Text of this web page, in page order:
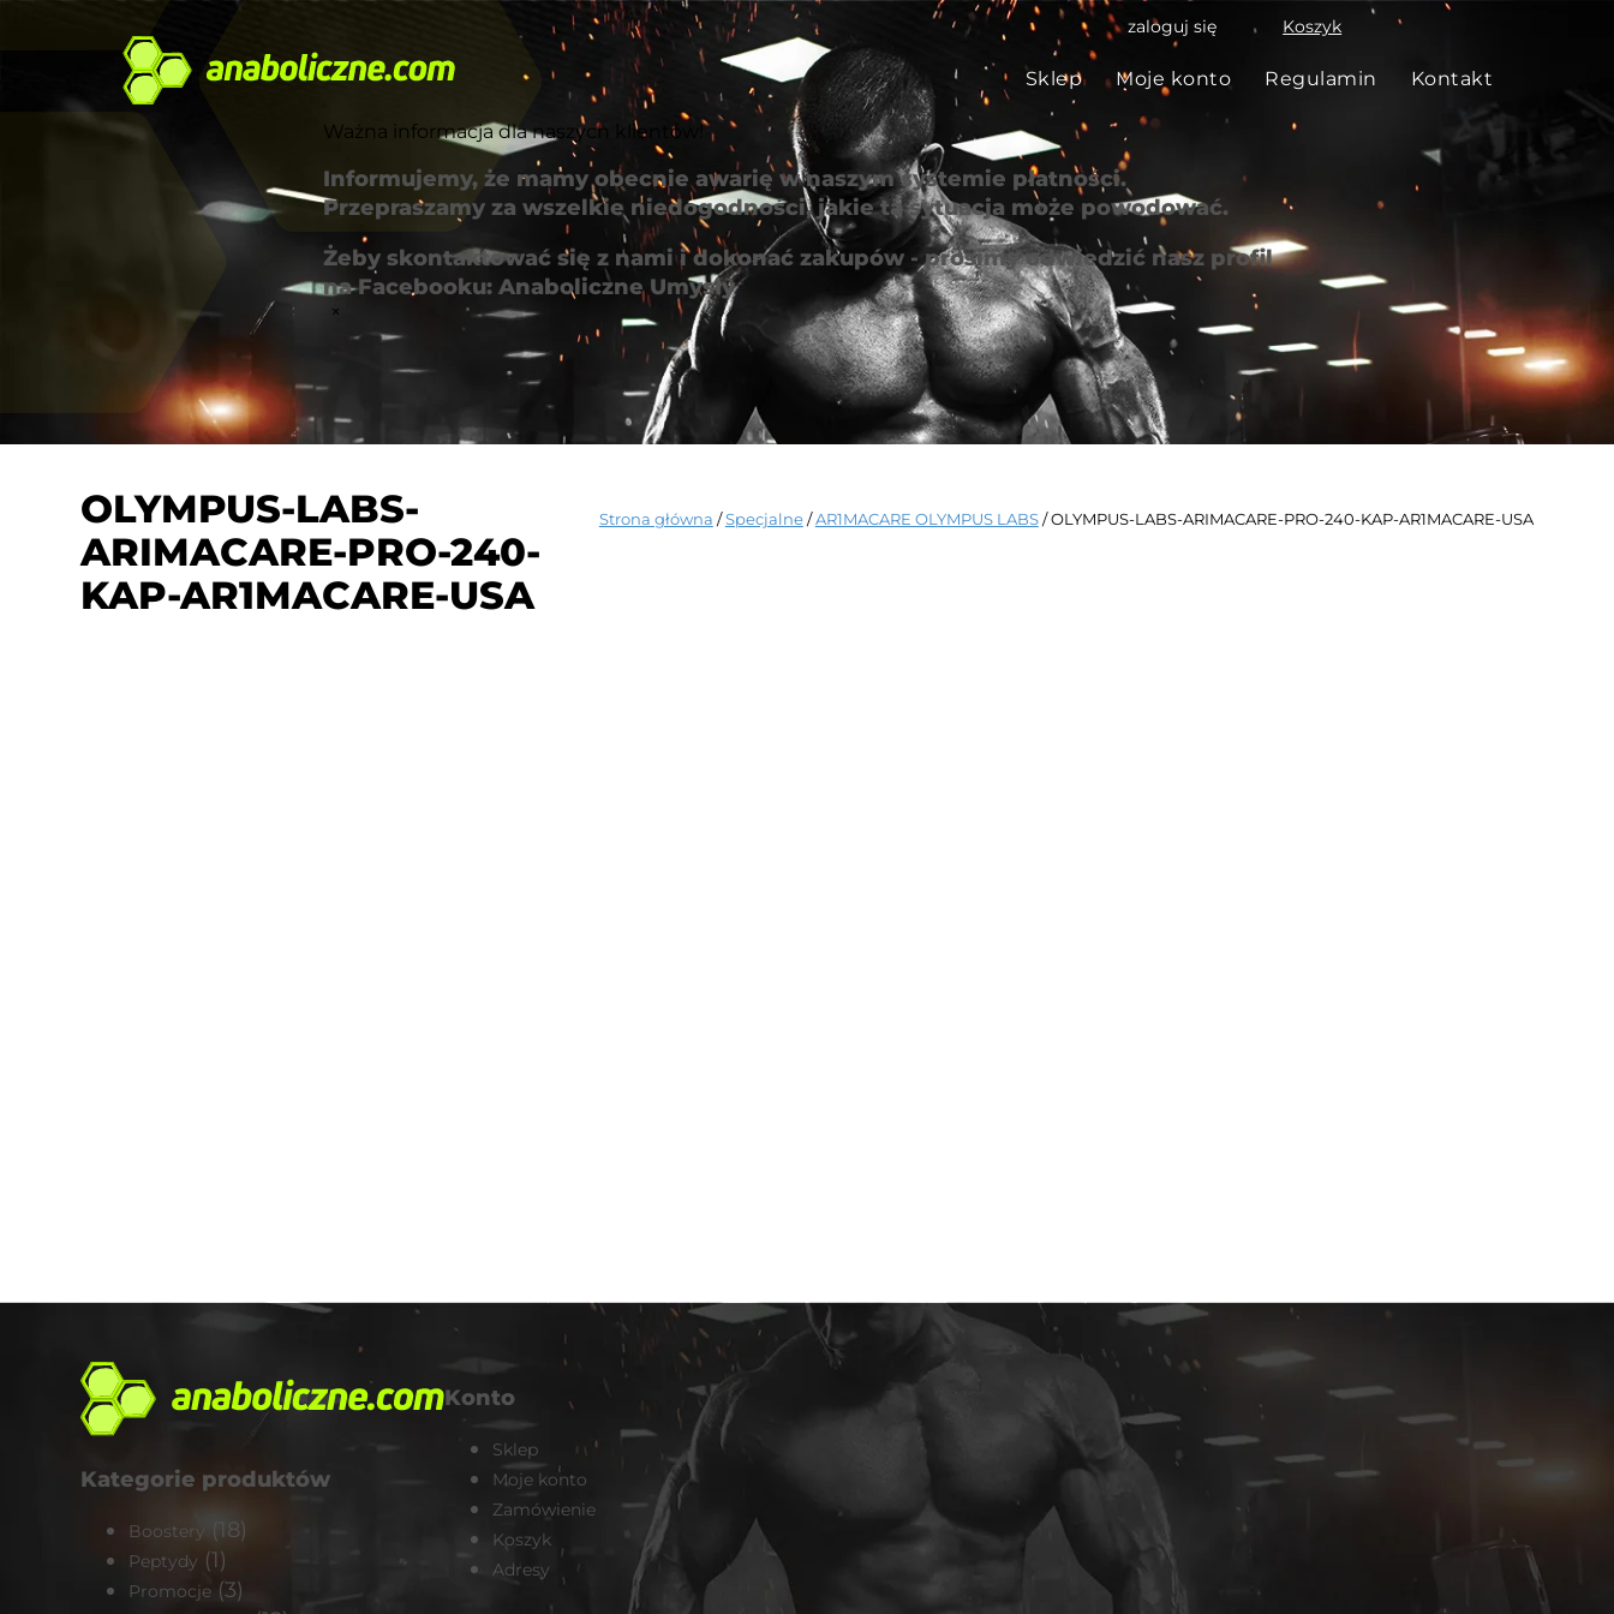
Koszyk
zaloguj się
Sklep Moje konto Regulamin Kontakt
Strona główna /Specjalne/AR1MACARE OLYMPUS LABS/ OLYMPUS-LABS-ARIMACARE-PRO-240-KAP-AR1MACARE-USA
OLYMPUS-LABS-
ARIMACARE-PRO-240-
KAP-AR1MACARE-USA
Kategorie produktów
Boostery (18)
Peptydy (1)
Promocje (3)
Konto
Sklep
Moje konto
Zamówienie
Koszyk
Adresy
Ważna informacja dla naszych klientów!
Informujemy, że mamy obecnie awarię w naszym systemie płatności.
Przepraszamy za wszelkie niedogodności, jakie ta sytuacja może powodować.
Żeby skontaktować się z nami i dokonać zakupów - prosimy odwiedzić nasz profil
na Facebooku: Anaboliczne Umysły
×